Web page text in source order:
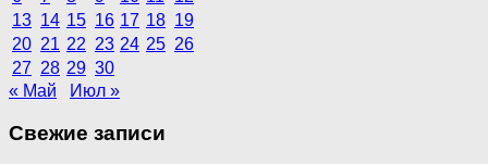
13 14 15 16 17 18 19
20 21 22 23 24 25 26
27 28 29 30
« Май
Июл »
Свежие записи